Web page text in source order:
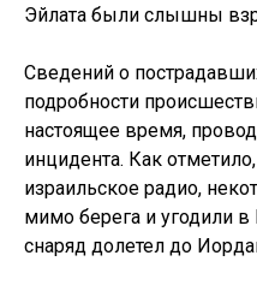
Эйлата были слышны
Сведений о
подробности
настоящее время,
инцидента. Как
израильское радио,
мимо берега и угодили
снаряд долетел до